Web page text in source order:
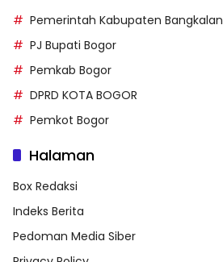
Pemerintah Kabupaten Bangkalan
PJ Bupati Bogor
Pemkab Bogor
DPRD KOTA BOGOR
Pemkot Bogor
Halaman
Box Redaksi
Indeks Berita
Pedoman Media Siber